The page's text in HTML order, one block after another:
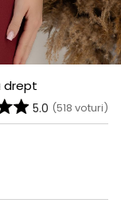
drept
5.0 (518 voturi)